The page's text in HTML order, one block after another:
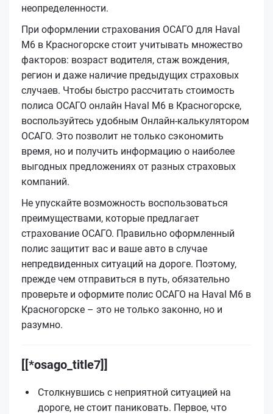
неопределенности.
При оформлении страхования ОСАГО для Haval
M6 в Красногорске стоит учитывать множество
факторов: возраст водителя, стаж вождения,
регион и даже наличие предыдущих страховых
случаев. Чтобы быстро рассчитать стоимость
полиса ОСАГО онлайн Haval M6 в Красногорске,
воспользуйтесь удобным Онлайн-калькулятором
ОСАГО. Это позволит не только сэкономить
время, но и получить информацию о наиболее
выгодных предложениях от разных страховых
компаний.
Не упускайте возможность воспользоваться
преимуществами, которые предлагает
страхование ОСАГО. Правильно оформленный
полис защитит вас и ваше авто в случае
непредвиденных ситуаций на дороге. Поэтому,
прежде чем отправиться в путь, обязательно
проверьте и оформите полис ОСАГО на Haval M6 в
Красногорске – это не только законно, но и
разумно.
[[*osago_title7]]
Столкнувшись с неприятной ситуацией на
дороге, не стоит паниковать. Первое, что